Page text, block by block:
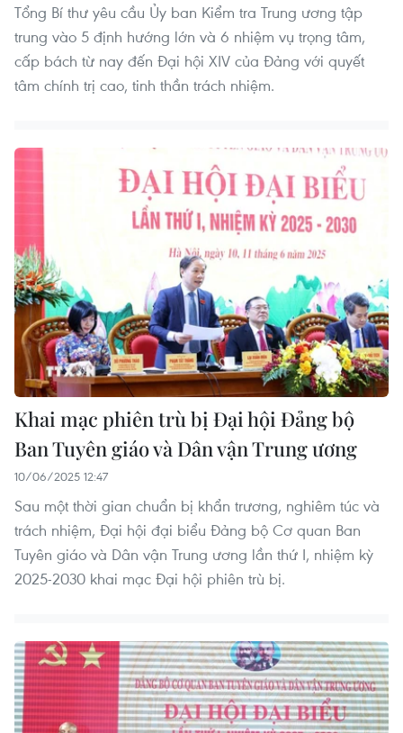
Tổng Bí thư yêu cầu Ủy ban Kiểm tra Trung ương tập
trung vào 5 định hướng lớn và 6 nhiệm vụ trọng tâm,
cấp bách từ nay đến Đại hội XIV của Đảng với quyết
tâm chính trị cao, tinh thần trách nhiệm.
Khai mạc phiên trù bị Đại hội Đảng bộ
Ban Tuyên giáo và Dân vận Trung ương
10/06/2025 12:47
Sau một thời gian chuẩn bị khẩn trương, nghiêm túc và
trách nhiệm, Đại hội đại biểu Đảng bộ Cơ quan Ban
Tuyên giáo và Dân vận Trung ương lần thứ I, nhiệm kỳ
2025-2030 khai mạc Đại hội phiên trù bị.